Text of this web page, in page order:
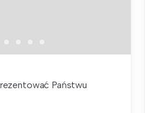
Państwu